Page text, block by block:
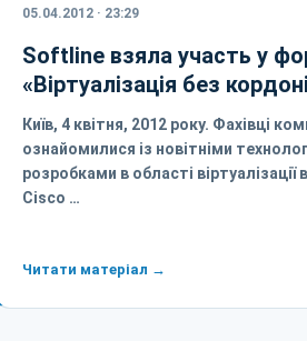
05.04.2012 · 23:29
Softline взяла участь у
«Віртуалізація без
Київ, 4 квітня, 2012 року. Фахівці
ознайомилися із новітніми
розробками в області віртуалізації
Cisco …
Читати матеріал →